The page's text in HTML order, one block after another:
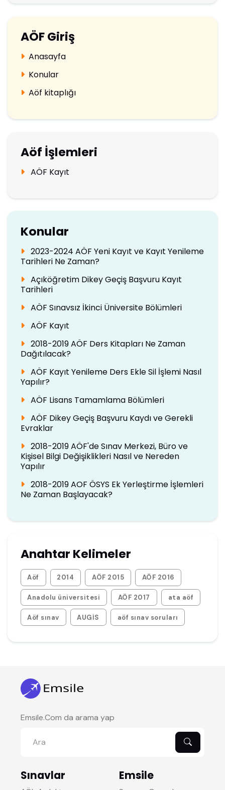
AÖF Giriş
Anasayfa
Konular
Aöf kitaplığı
Aöf İşlemleri
AÖF Kayıt
Konular
2023-2024 AÖF Yeni Kayıt ve Kayıt Yenileme
Tarihleri Ne Zaman?
Açıköğretim Dikey Geçiş Başvuru Kayıt
Tarihleri
AÖF Sınavsız İkinci Üniversite Bölümleri
AÖF Kayıt
2018-2019 AÖF Ders Kitapları Ne Zaman
Dağıtılacak?
AÖF Kayıt Yenileme Ders Ekle Sil İşlemi Nasıl
Yapılır?
AÖF Lisans Tamamlama Bölümleri
AÖF Dikey Geçiş Başvuru Kaydı ve Gerekli
Evraklar
2018-2019 AÖF'de Sınav Merkezi, Büro ve
Kişisel Bilgi Değişiklikleri Nasıl ve Nereden
Yapılır
2018-2019 AOF ÖSYS Ek Yerleştirme İşlemleri
Ne Zaman Başlayacak?
Anahtar Kelimeler
Aöf 2014 AÖF 2015 AÖF 2016
Anadolu üniversitesi AÖF 2017 ata aöf
Aöf sınav AUGİS aöf sınav soruları
Emsile.Com da arama yap
Sınavlar Emsile